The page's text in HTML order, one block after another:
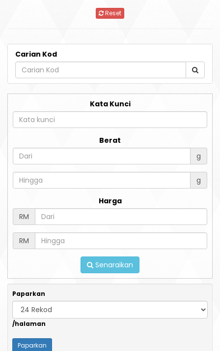
Reset
Carian Kod
Kata Kunci
Berat
g
g
Harga
RM
RM
Senaraikan
Paparkan
/halaman